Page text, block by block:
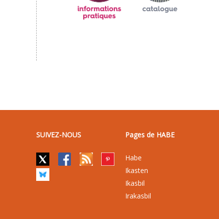
SUIVEZ-NOUS Pages de HABE
Habe
Ikasten
Ikasbil
Irakasbil